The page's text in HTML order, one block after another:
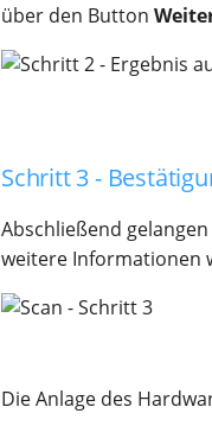
über den Button
Schritt 3 -
Abschließend
weitere Informationen
Die Anlage des